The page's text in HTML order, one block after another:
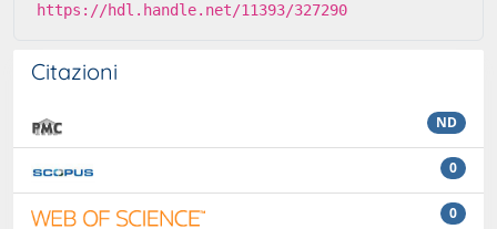
https://hdl.handle.net/11393/327290
Citazioni
ND
0
0